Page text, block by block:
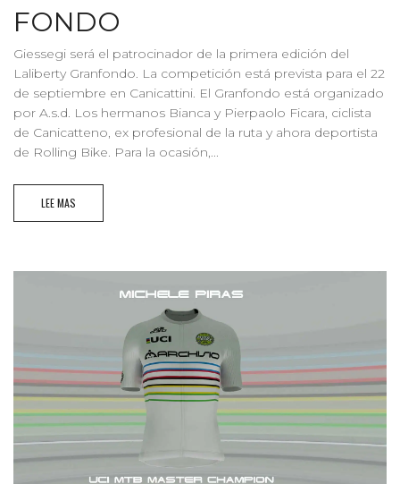
FONDO
Giessegi será el patrocinador de la primera edición del
Laliberty Granfondo. La competición está prevista para el 22
de septiembre en Canicattini. El Granfondo está organizado
por A.s.d. Los hermanos Bianca y Pierpaolo Ficara, ciclista
de Canicatteno, ex profesional de la ruta y ahora deportista
de Rolling Bike. Para la ocasión,...
LEE MAS